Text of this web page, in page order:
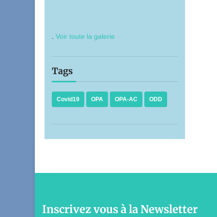
Voir toute la galerie
Tags
Covid19 OPA OPA-AC ODD
Inscrivez vous à la Newsletter